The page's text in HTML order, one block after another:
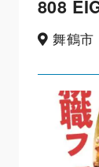
808
舞鶴